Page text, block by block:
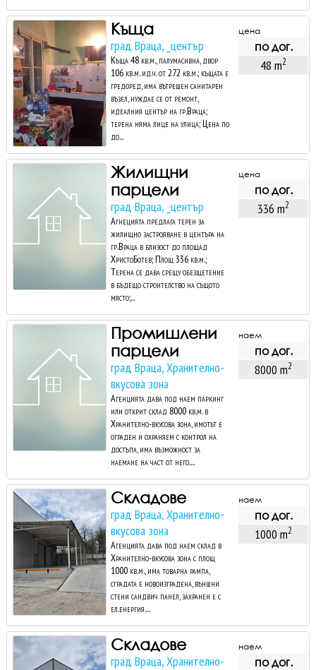
Къща
град Враца, _център
Къща 48 кв.м., палумасивна, двор
106 кв.м. ид.ч. от 272 кв.м.; къщата е
гредоред, има вътрешен санитарен
възел, нуждае се от ремонт,
идеалния център на гр.Враца;
терена няма лице на улица; Цена по
до...
цена
по дог.
48 m2
Жилищни
парцели
град Враца, _център
Агнецията предлага терен за
жилищно застрояване в центъра на
гр.Враца в близост до площад
ХристоБотев; Площ 336 кв.м.;
Терена се дава срещу обезщетение
в бъдещо строителство на същото
място;...
цена
по дог.
336 m2
Промишлени
парцели
град Враца, Хранително-
вкусова зона
Агенцията дава под наем паркинг
или открит склад 8000 кв.м. в
Хранително-вкусова зона, имотът е
ограден и охраняем с контрол на
достъпа, има възможност за
наемане на част от него....
наем
по дог.
8000 m2
Складове
град Враца, Хранително-
вкусова зона
Агенцията дава под наем склад в
Хранително-вкусова зона с площ
1000 кв.м., има товарна рампа,
сградата е новоизградена, външни
стени сандвич панел, захранен е с
ел.енергия....
наем
по дог.
1000 m2
Складове
град Враца, Хранително-
наем
по дог.